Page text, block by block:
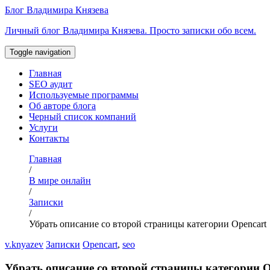
Перейти
содержимому
Блог Владимира Князева
Личный блог Владимира Князева. Просто записки обо всем.
Toggle navigation
Главная
SEO аудит
Используемые программы
Об авторе блога
Черный список компаний
Услуги
Контакты
Главная
/
В мире онлайн
/
Записки
/
Убрать описание со второй страницы категории Opencart
v.knyazev Записки Opencart, seo